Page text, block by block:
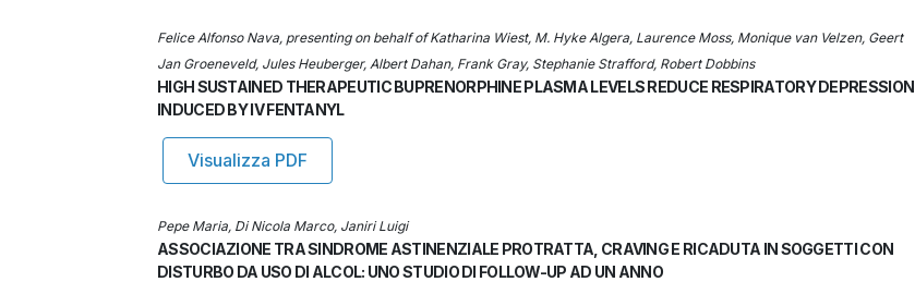
Felice Alfonso Nava, presenting on behalf of Katharina Wiest, M. Hyke Algera, Laurence Moss, Monique van Velzen, Geert
Jan Groeneveld, Jules Heuberger, Albert Dahan, Frank Gray, Stephanie Strafford, Robert Dobbins
HIGH SUSTAINED THERAPEUTIC BUPRENORPHINE PLASMA LEVELS REDUCE RESPIRATORY DEPRESSION
INDUCED BY IV FENTANYL
Visualizza PDF
Pepe Maria, Di Nicola Marco, Janiri Luigi
ASSOCIAZIONE TRA SINDROME ASTINENZIALE PROTRATTA, CRAVING E RICADUTA IN SOGGETTI CON
DISTURBO DA USO DI ALCOL: UNO STUDIO DI FOLLOW-UP AD UN ANNO